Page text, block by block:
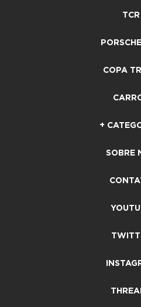
TCR
COPA
+
SOBRE